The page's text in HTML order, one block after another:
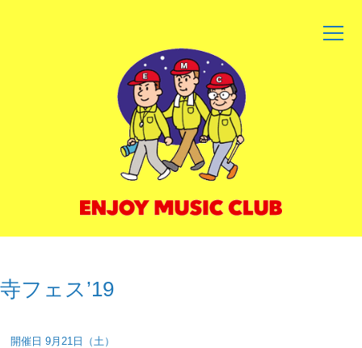
寺フェス’19
開催日 9月21日（土）